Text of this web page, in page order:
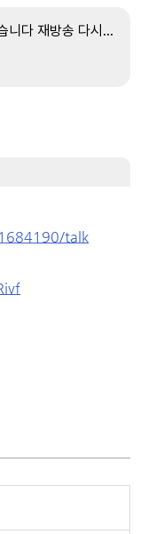
오랫동안 당신을 기다렸습니다 재방송 다시보기 #등장인물 #인물관계도 #회차정보 #공식영상 #몇
talk